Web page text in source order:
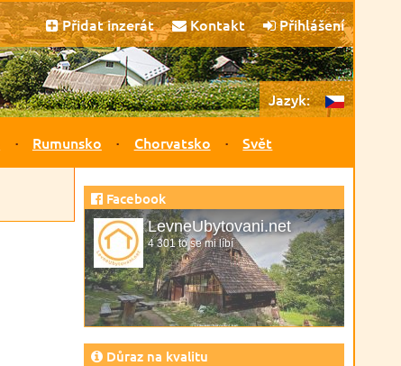
Přidat inzerát Kontakt Přihlášení
Jazyk:
Rumunsko Chorvatsko Svět
Facebook
LevneUbytovani.net
4 301 to se mi líbí
Důraz na kvalitu